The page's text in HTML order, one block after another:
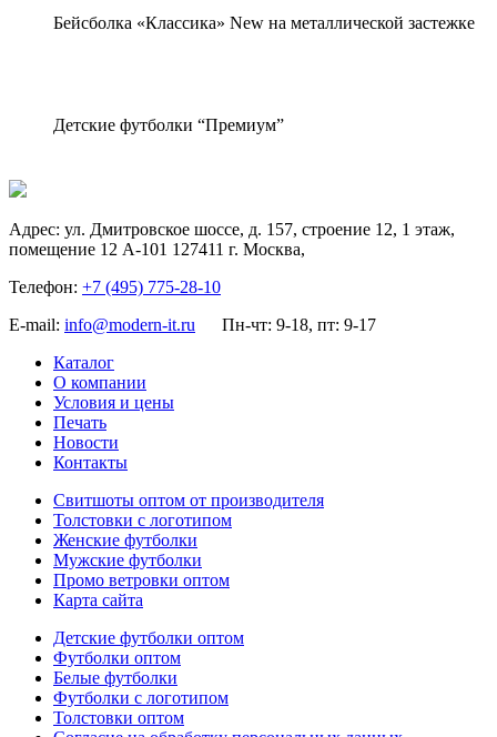
Бейсболка «Классика» New на металлической застежке
Детские футболки “Премиум”
Адрес: ул. Дмитровское шоссе, д. 157, строение 12, 1 этаж,
помещение 12 А-101 127411 г. Москва,
Телефон: +7 (495) 775-28-10
E-mail: info@modern-it.ru
Пн-чт: 9-18, пт: 9-17
Каталог
О компании
Условия и цены
Печать
Новости
Контакты
Свитшоты оптом от производителя
Толстовки с логотипом
Женские футболки
Мужские футболки
Промо ветровки оптом
Карта сайта
Детские футболки оптом
Футболки оптом
Белые футболки
Футболки с логотипом
Толстовки оптом